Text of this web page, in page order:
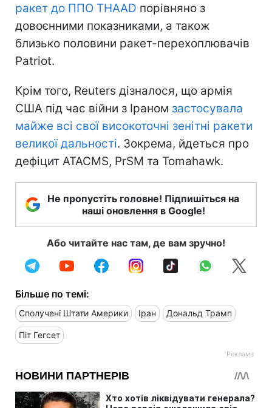
ракет до ППО THAAD порівняно з
довоєнними показниками, а також
близько половини ракет-перехоплювачів
Patriot.
Крім того, Reuters дізналося, що армія
США під час війни з Іраном застосувала
майже всі свої високоточні зенітні ракети
великої дальності. Зокрема, йдеться про
дефіцит ATACMS, PrSM та Tomahawk.
Не пропустіть головне! Підпишіться на
наші оновлення в Google!
Або читайте нас там, де вам зручно!
Більше по темі:
Сполучені Штати Америки Іран Дональд Трамп
Піт Гегсет